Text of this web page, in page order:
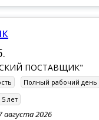
ПОСТАВЩИК"
Полный рабочий день
5 лет
августа 2026